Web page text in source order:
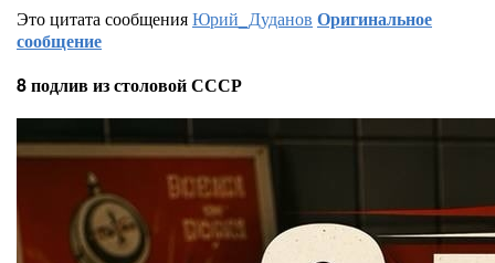
Это цитата сообщенияЮрий_Дуданов Оригинальное
сообщение
8 подлив из столовой СССР